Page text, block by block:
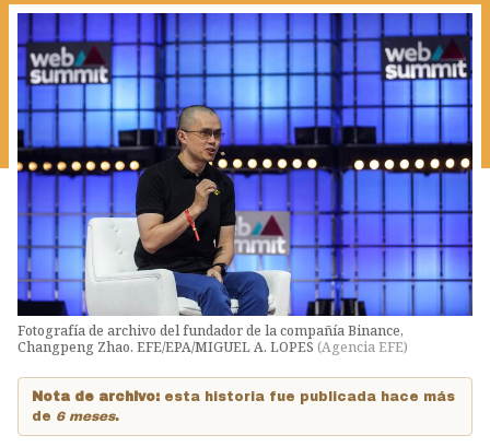
Fotografía de archivo del fundador de la compañía Binance,
Changpeng Zhao. EFE/EPA/MIGUEL A. LOPES (Agencia EFE)
Nota de archivo: esta historia fue publicada hace más
de 6 meses.